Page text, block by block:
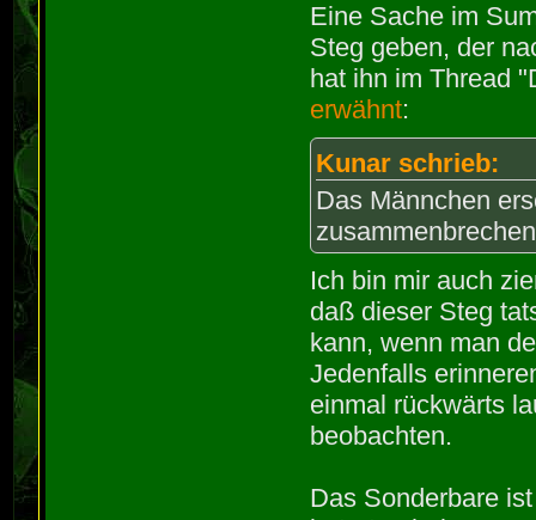
Eine Sache im
Steg geben, der
hat ihn im Thread
erwähnt:
Kunar schrieb:
Das Männchen
Ich bin mir auch
daß dieser Steg
kann, wenn man
Jedenfalls
einmal rückwärts
beobachten.
Das Sonderbare